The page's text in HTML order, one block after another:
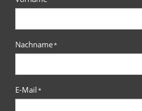
Nachname*
E-Mail*